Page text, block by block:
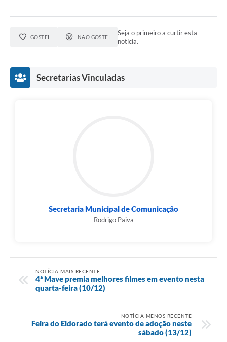
GOSTEI NÃO GOSTEI
Seja o primeiro a curtir esta
notícia.
Secretarias Vinculadas
Secretaria Municipal de Comunicação
Rodrigo Paiva
NOTÍCIA MAIS RECENTE
4ª Mave premia melhores filmes em evento nesta
quarta-feira (10/12)
NOTÍCIA MENOS RECENTE
Feira do Eldorado terá evento de adoção neste
sábado (13/12)